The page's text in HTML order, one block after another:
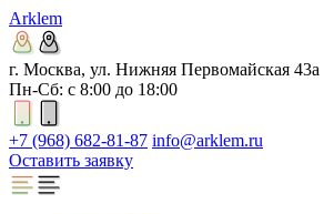
Arklem
г. Москва, ул. Нижняя Первомайская 43а
Пн-Сб: с 8:00 до 18:00
+7 (968) 682-81-87 info@arklem.ru
Оставить заявку